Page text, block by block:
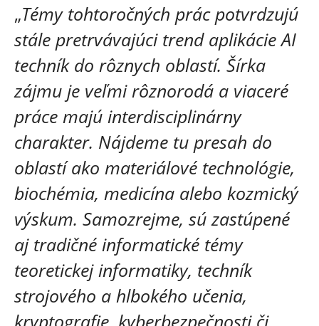
„Témy tohtoročných prác potvrdzujú
stále pretrvávajúci trend aplikácie AI
techník do rôznych oblastí. Šírka
zájmu je veľmi rôznorodá a viaceré
práce majú interdisciplinárny
charakter. Nájdeme tu presah do
oblastí ako materiálové technológie,
biochémia, medicína alebo kozmický
výskum. Samozrejme, sú zastúpené
aj tradičné informatické témy
teoretickej informatiky, techník
strojového a hlbokého učenia,
kryptografie, kyberbezpečnosti či